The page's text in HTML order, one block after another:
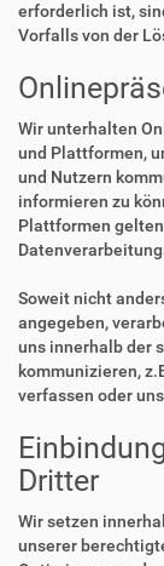
erforderlich ist,
Vorfalls von der
Wir unterhalten
und Plattformen,
und Nutzern
informieren zu
Plattformen
Soweit nicht
angegeben,
uns innerhalb der
kommunizieren,
verfassen oder
Dritter
Wir setzen
unserer